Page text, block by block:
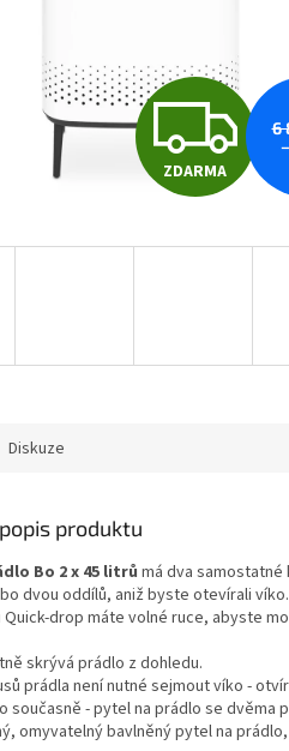
Z
ZDARMA
6
Diskuze
produktu
Bo 2 x 45 litrů má dva
dvou oddílů, aniž byste otevírali víko.
drop máte volné ruce, abyste
skrývá prádlo z dohledu.
prádla není nutné sejmout víko -
současně - pytel na prádlo se dvěma
omyvatelný bavlněný pytel na